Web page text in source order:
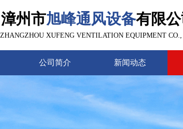
漳州市旭峰通风设备有限公
ZHANGZHOU XUFENG VENTILATION EQUIPMENT
公司简介 新闻动态